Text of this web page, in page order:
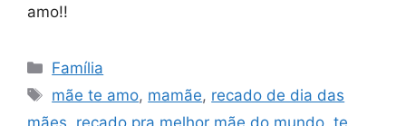
amo!!
Categorias
Família
Tags
mãe te amo, mamãe, recado de dia das